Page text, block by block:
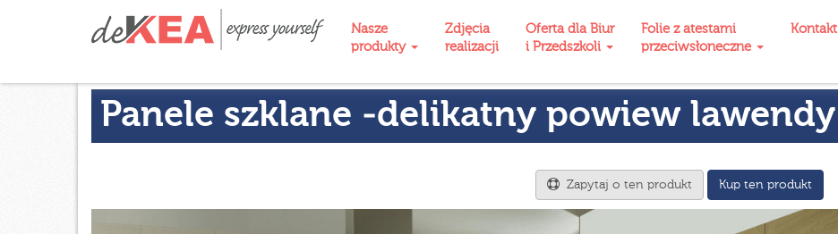
Nasze
produkty
Zdjęcia
realizacji
Oferta dla Biur
i Przedszkoli
Folie z atestami
przeciwsłoneczne
Kontakt
Panele szklane -delikatny powiew lawendy
Zapytaj o ten produkt Kup ten produkt